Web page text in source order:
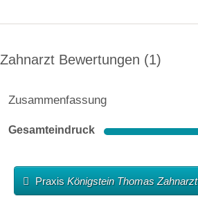
Zahnarzt Bewertungen 1
Zusammenfassung
Gesamteindruck
Praxis Königstein Thomas Zahnarzt